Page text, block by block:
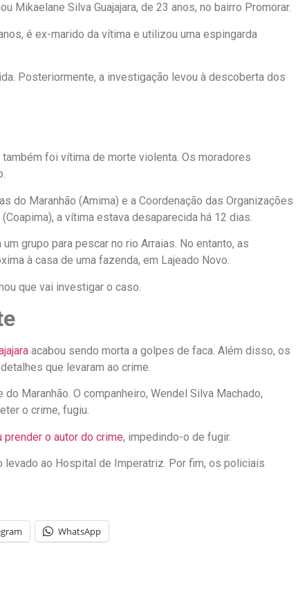
Mikaelane Silva Guajajara, de 23 anos, no bairro Promorar.
é ex-marido da vítima e utilizou uma espingarda
Posteriormente, a investigação levou à descoberta dos
foi vítima de morte violenta. Os moradores
do Maranhão (Amima) e a Coordenação das Organizações
a vítima estava desaparecida há 12 dias.
grupo para pescar no rio Arraias. No entanto, as
à casa de uma fazenda, em Lajeado Novo.
que vai investigar o caso.
acabou sendo morta a golpes de faca. Além disso, os
que levaram ao crime.
Maranhão. O companheiro, Wendel Silva Machado,
o crime, fugiu.
prender o autor do crime, impedindo-o de fugir.
ao Hospital de Imperatriz. Por fim, os policiais
WhatsApp